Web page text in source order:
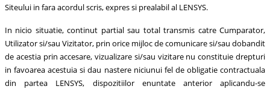
Siteului in fara acordul scris, expres si prealabil al LENSYS.
In nicio situatie, continut partial sau total transmis catre Cumparator,
Utilizator si/sau Vizitator, prin orice mijloc de comunicare si/sau dobandit
de acestia prin accesare, vizualizare si/sau vizitare nu constituie drepturi
in favoarea acestuia si dau nastere niciunui fel de obligatie contractuala
din partea LENSYS, dispozitiilor enuntate anterior aplicandu-se